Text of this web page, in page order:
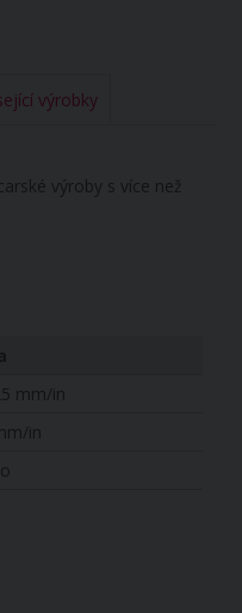
výrobky
výroby s více než
mm/in
in